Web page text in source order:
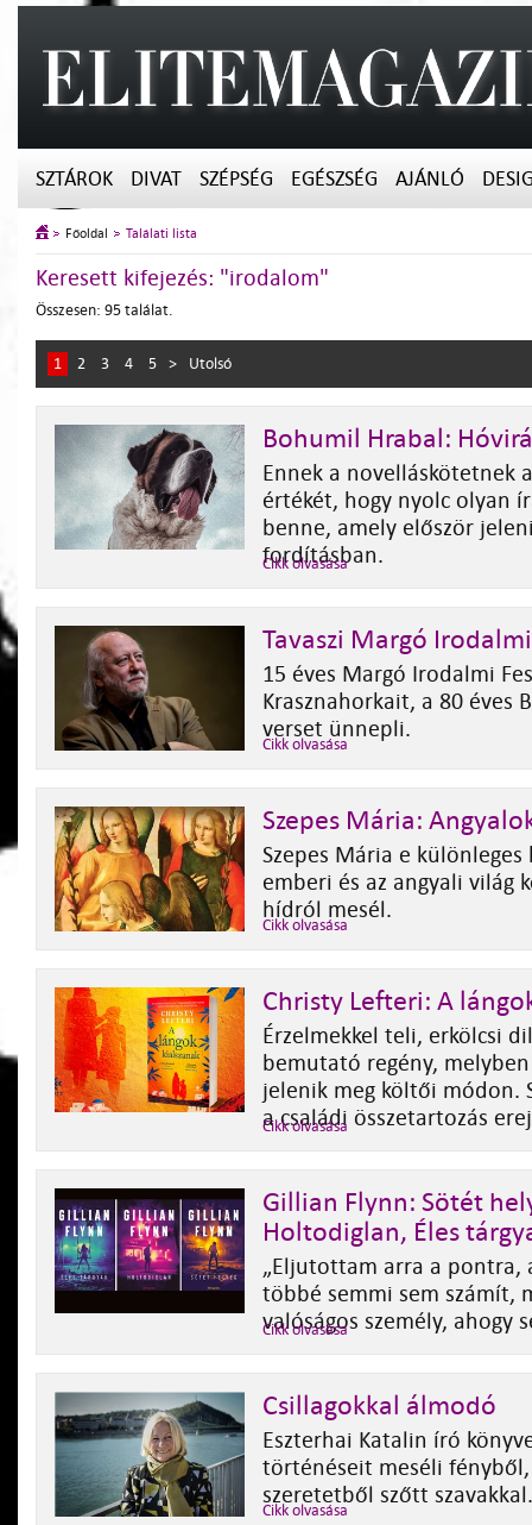
SZTÁROK DIVAT SZÉPSÉG EGÉSZSÉG AJÁNLÓ
Főoldal Találati lista
Keresett kifejezés: "irodalom"
Összesen: 95 találat.
1 2 3 4 5 > Utolsó
Bohumil Hrabal:
Ennek a novelláskötetnek
értékét, hogy nyolc olyan
benne, amely először
fordításban.
Cikk olvasása
Tavaszi Margó
15 éves Margó Irodalmi
Krasznahorkait, a 80 éves
verset ünnepli.
Cikk olvasása
Szepes Mária:
Szepes Mária e különleges
emberi és az angyali világ
hídról mesél.
Cikk olvasása
Christy Lefteri: A
Érzelmekkel teli, erkölcsi
bemutató regény,
jelenik meg költői módon.
a családi összetartozás
Cikk olvasása
Gillian Flynn: Sötét
Holtodiglan, Éles
„Eljutottam arra a pontra,
többé semmi sem számít,
valóságos személy, ahogy
Cikk olvasása
Csillagokkal álmodó
Eszterhai Katalin író
történéseit meséli
szeretetből szőtt szavakkal.
Cikk olvasása